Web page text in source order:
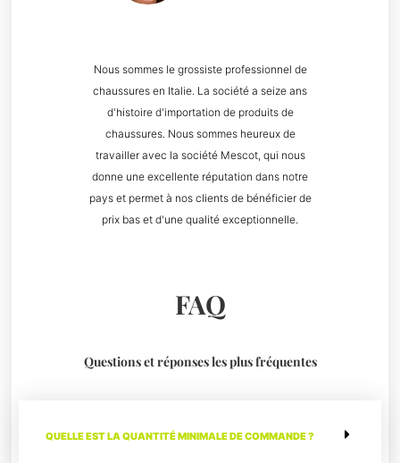
Nous sommes le grossiste professionnel de
chaussures en Italie. La société a seize ans
d'histoire d'importation de produits de
chaussures. Nous sommes heureux de
travailler avec la société Mescot, qui nous
donne une excellente réputation dans notre
pays et permet à nos clients de bénéficier de
prix bas et d'une qualité exceptionnelle.
FAQ
Questions et réponses les plus fréquentes
QUELLE EST LA QUANTITÉ MINIMALE DE COMMANDE ?